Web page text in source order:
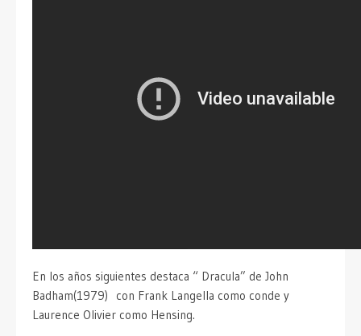
En los años siguientes destaca “ Dracula” de John
Badham(1979) con Frank Langella como conde y
Laurence Olivier como Hensing.